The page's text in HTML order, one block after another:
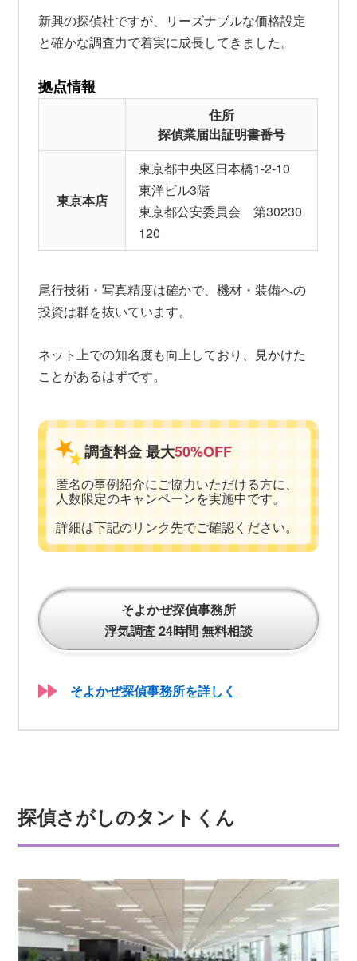
新興の探偵社ですが、リーズナブルな価格設定
と確かな調査力で着実に成長してきました。
拠点情報
住所
探偵業届出証明書番号
東京本店
東京都中央区日本橋1-2-10
東洋ビル3階
東京都公安委員会 第30230
120
尾行技術・写真精度は確かで、機材・装備への
投資は群を抜いています。
ネット上での知名度も向上しており、見かけた
ことがあるはずです。
調査料金 最大50%OFF
匿名の事例紹介にご協力いただける方に、
人数限定のキャンペーンを実施中です。
詳細は下記のリンク先でご確認ください。
そよかぜ探偵事務所
浮気調査 24時間 無料相談
そよかぜ探偵事務所を詳しく
探偵さがしのタントくん